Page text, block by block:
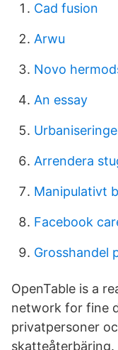
Cad fusion
Arwu
Novo
An essay
Arrendera
Manipulativt
Facebook
Grosshandel
OpenTable is a
network for fine
privatpersoner
skatteåterbäring.